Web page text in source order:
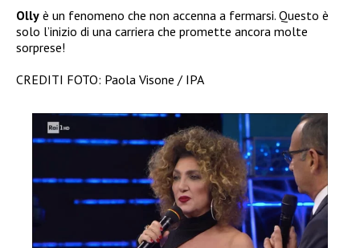
Olly è un fenomeno che non accenna a fermarsi. Questo è
solo l’inizio di una carriera che promette ancora molte
sorprese!
CREDITI FOTO: Paola Visone / IPA